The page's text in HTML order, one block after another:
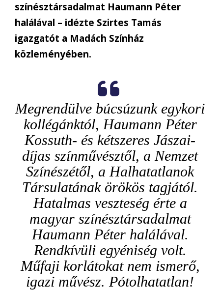
színésztársadalmat Haumann Péter
halálával – idézte Szirtes Tamás
igazgatót a Madách Színház
közleményében.
Megrendülve búcsúzunk egykori
kollégánktól, Haumann Péter
Kossuth- és kétszeres Jászai-
díjas színművésztől, a Nemzet
Színészétől, a Halhatatlanok
Társulatának örökös tagjától.
Hatalmas veszteség érte a
magyar színésztársadalmat
Haumann Péter halálával.
Rendkívüli egyéniség volt.
Műfaji korlátokat nem ismerő,
igazi művész. Pótolhatatlan!